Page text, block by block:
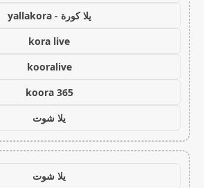
يلا كورة - yallakora
kora live
kooralive
koora 365
يلا شوت
يلا شوت